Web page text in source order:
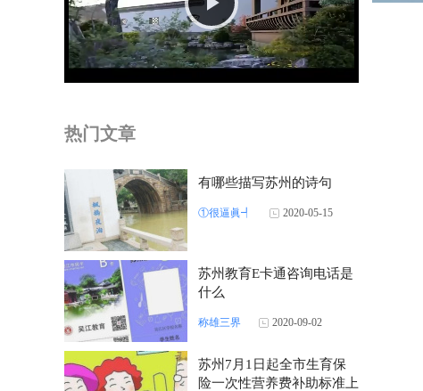
Play
Video
热门文章
有哪些描写苏州的诗句
①很逼眞┩ 2020-05-15
苏州教育E卡通咨询电话是
什么
称雄三界 2020-09-02
苏州7月1日起全市生育保
险一次性营养费补助标准上